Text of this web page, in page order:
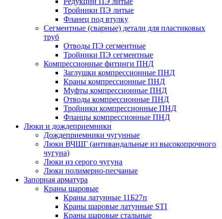
Тройники ПЭ литые
Фланец под втулку
Сегментные (сварные) детали для пластиковых
труб
Отводы ПЭ сегментные
Тройники ПЭ сегментные
Компрессионные фитинги ПНД
Заглушки компрессионные ПНД
Краны компрессионные ПНД
Муфты компрессионные ПНД
Отводы компрессионные ПНД
Тройники компрессионные ПНД
Фланцы компрессионные ПНД
Люки и дождеприемники
Дождеприемники чугунные
Люки ВЧШГ (антивандальные из высокопрочного
чугуна)
Люки из серого чугуна
Люки полимерно-песчаные
Запорная арматура
Краны шаровые
Краны латунные 11Б27п
Краны шаровые латунные STI
Краны шаровые стальные